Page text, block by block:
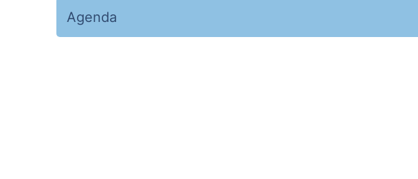
Agenda